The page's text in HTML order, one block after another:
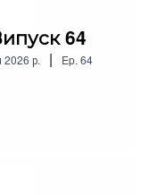
64
2026 р. | Ep. 64